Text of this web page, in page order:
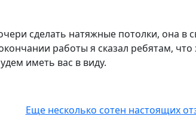
сделать натяжные потолки, она в
работы я сказал ребятам,
иметь вас в виду.
Еще несколько сотен настоящих